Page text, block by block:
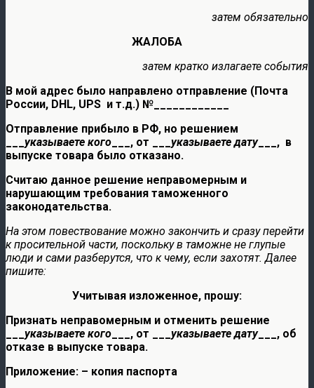
затем обязательно
ЖАЛОБА
затем кратко излагаете события
В мой адрес было направлено отправление (Почта
России, DHL, UPS и т.д.) №____________
Отправление прибыло в РФ, но решением
указываете кого ___, от ___ указываете дату___, в
выпуске товара было отказано.
Считаю данное решение неправомерным и
нарушающим требования таможенного
законодательства.
На этом повествование можно закончить и сразу перейти
к просительной части, поскольку в таможне не глупые
люди и сами разберутся, что к чему, если захотят. Далее
пишите:
Учитывая изложенное, прошу:
Признать неправомерным и отменить решение
указываете кого ___, от ___ указываете дату___, об
отказе в выпуске товара.
Приложение: – копия паспорта